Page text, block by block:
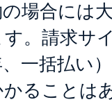
場合には
。請求サ
一括払い
ることは